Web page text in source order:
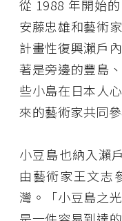
從 1988 年開始
安藤忠雄和藝術
計畫性復興瀨戶
著是旁邊的豐島
些小島在日本人
來的藝術家共同
小豆島也納入瀨
由藝術家王文志
灣。「小豆島之